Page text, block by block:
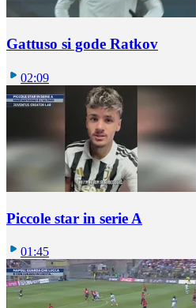
Gattuso si gode Ratkov
02:09
Piccole star in serie A
01:45